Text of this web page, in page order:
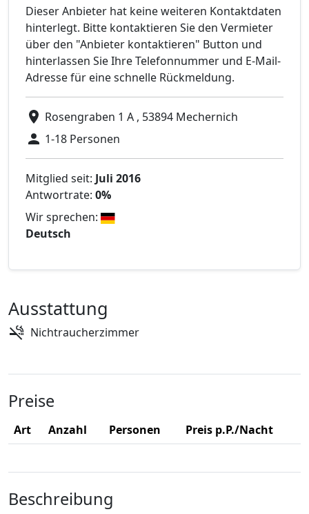
Dieser Anbieter hat keine weiteren Kontaktdaten
hinterlegt. Bitte kontaktieren Sie den Vermieter
über den "Anbieter kontaktieren" Button und
hinterlassen Sie Ihre Telefonnummer und E-Mail-
Adresse für eine schnelle Rückmeldung.
Rosengraben 1 A , 53894 Mechernich
1-18 Personen
Mitglied seit: Juli 2016
Antwortrate: 0%
Wir sprechen:
Deutsch
Ausstattung
Nichtraucherzimmer
Preise
Art Anzahl Personen Preis p.P./Nacht
Beschreibung